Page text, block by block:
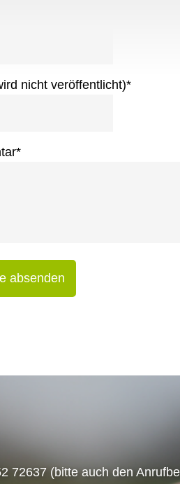
nicht veröffentlicht)*
*
absenden
72637 (bitte auch den